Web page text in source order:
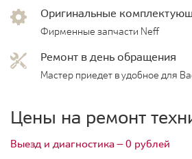
Оригинальные
Фирменные запчасти Neff
Ремонт в день обращения
Мастер приедет в удобное для
Цены на ремонт
Выезд и диагностика — 0 рублей